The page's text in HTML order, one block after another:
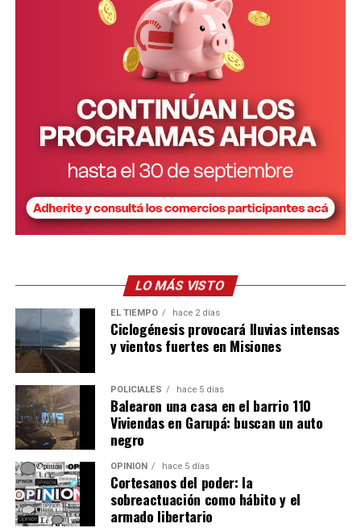
LO MÁS VISTO
EL TIEMPO hace 2 días
Ciclogénesis provocará lluvias intensas
y vientos fuertes en Misiones
POLICIALES hace 5 días
Balearon una casa en el barrio 110
Viviendas en Garupá: buscan un auto
negro
OPINIÓN hace 5 días
Cortesanos del poder: la
sobreactuación como hábito y el
armado libertario